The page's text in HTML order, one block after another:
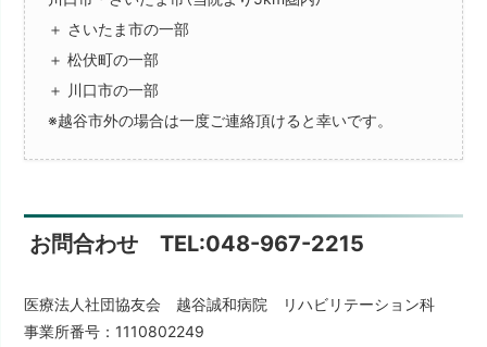
＋ さいたま市の一部
＋ 松伏町の一部
＋ 川口市の一部
※越谷市外の場合は一度ご連絡頂けると幸いです。
お問合わせ TEL:048-967-2215
医療法人社団協友会 越谷誠和病院 リハビリテーション科
事業所番号：1110802249